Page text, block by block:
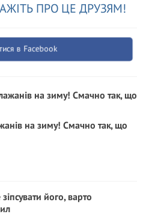
ПРО ЦЕ ДРУЗЯМ!
в Facebook
на зиму! Смачно так, що